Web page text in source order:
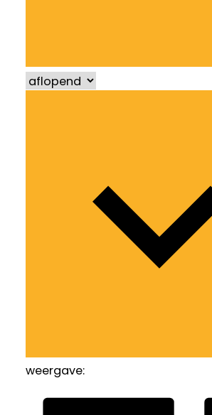
weergave: